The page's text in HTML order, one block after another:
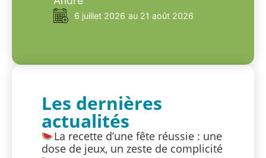
6 juillet 2026 au 21 août 2026
Les dernières
actualités
La recette d’une fête réussie : une
dose de jeux, un zeste de complicité